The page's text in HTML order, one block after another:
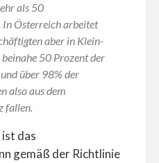
als 50
Österreich arbeitet
aber in Klein-
50 Prozent der
über 98% der
also aus dem
fallen.
das
gemäß der Richtlinie